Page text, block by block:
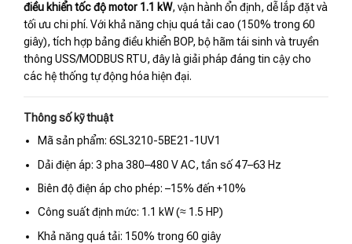
điều khiển tốc độ motor 1.1 kW, vận hành ổn định, dễ lắp đặt và
tối ưu chi phí. Với khả năng chịu quá tải cao (150% trong 60
giây), tích hợp bảng điều khiển BOP, bộ hãm tái sinh và truyền
thông USS/MODBUS RTU, đây là giải pháp đáng tin cậy cho
các hệ thống tự động hóa hiện đại.
Thông số kỹ thuật
Mã sản phẩm: 6SL3210-5BE21-1UV1
Dải điện áp: 3 pha 380–480 V AC, tần số 47–63 Hz
Biên độ điện áp cho phép: –15% đến +10%
Công suất định mức: 1.1 kW (≈ 1.5 HP)
Khả năng quá tải: 150% trong 60 giây